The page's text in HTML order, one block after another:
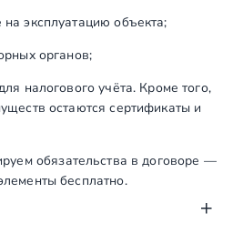
эксплуатацию объекта;
органов;
налогового учёта. Кроме того,
остаются сертификаты и
обязательства в договоре —
бесплатно.